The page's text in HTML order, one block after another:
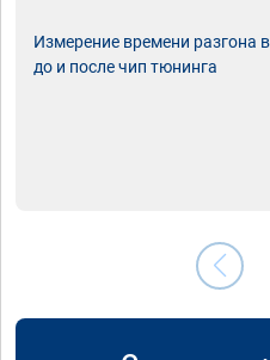
Измерение времени разгона
до и после чип тюнинга